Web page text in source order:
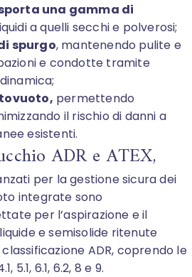
una gamma di
a quelli secchi e polverosi;
spurgo, mantenendo pulite e
e condotte tramite
permettendo
il rischio di danni a
esistenti.
ADR e ATEX,
per la gestione sicura dei
integrate sono
per l’aspirazione e il
e semisolide ritenute
ADR, coprendo le
5.1, 6.1, 6.2, 8 e 9.